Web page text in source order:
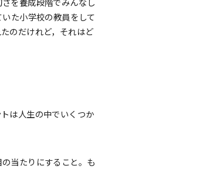
た小学校の教員をして
のだけれど，それはど
は人生の中でいくつか
当たりにすること。も